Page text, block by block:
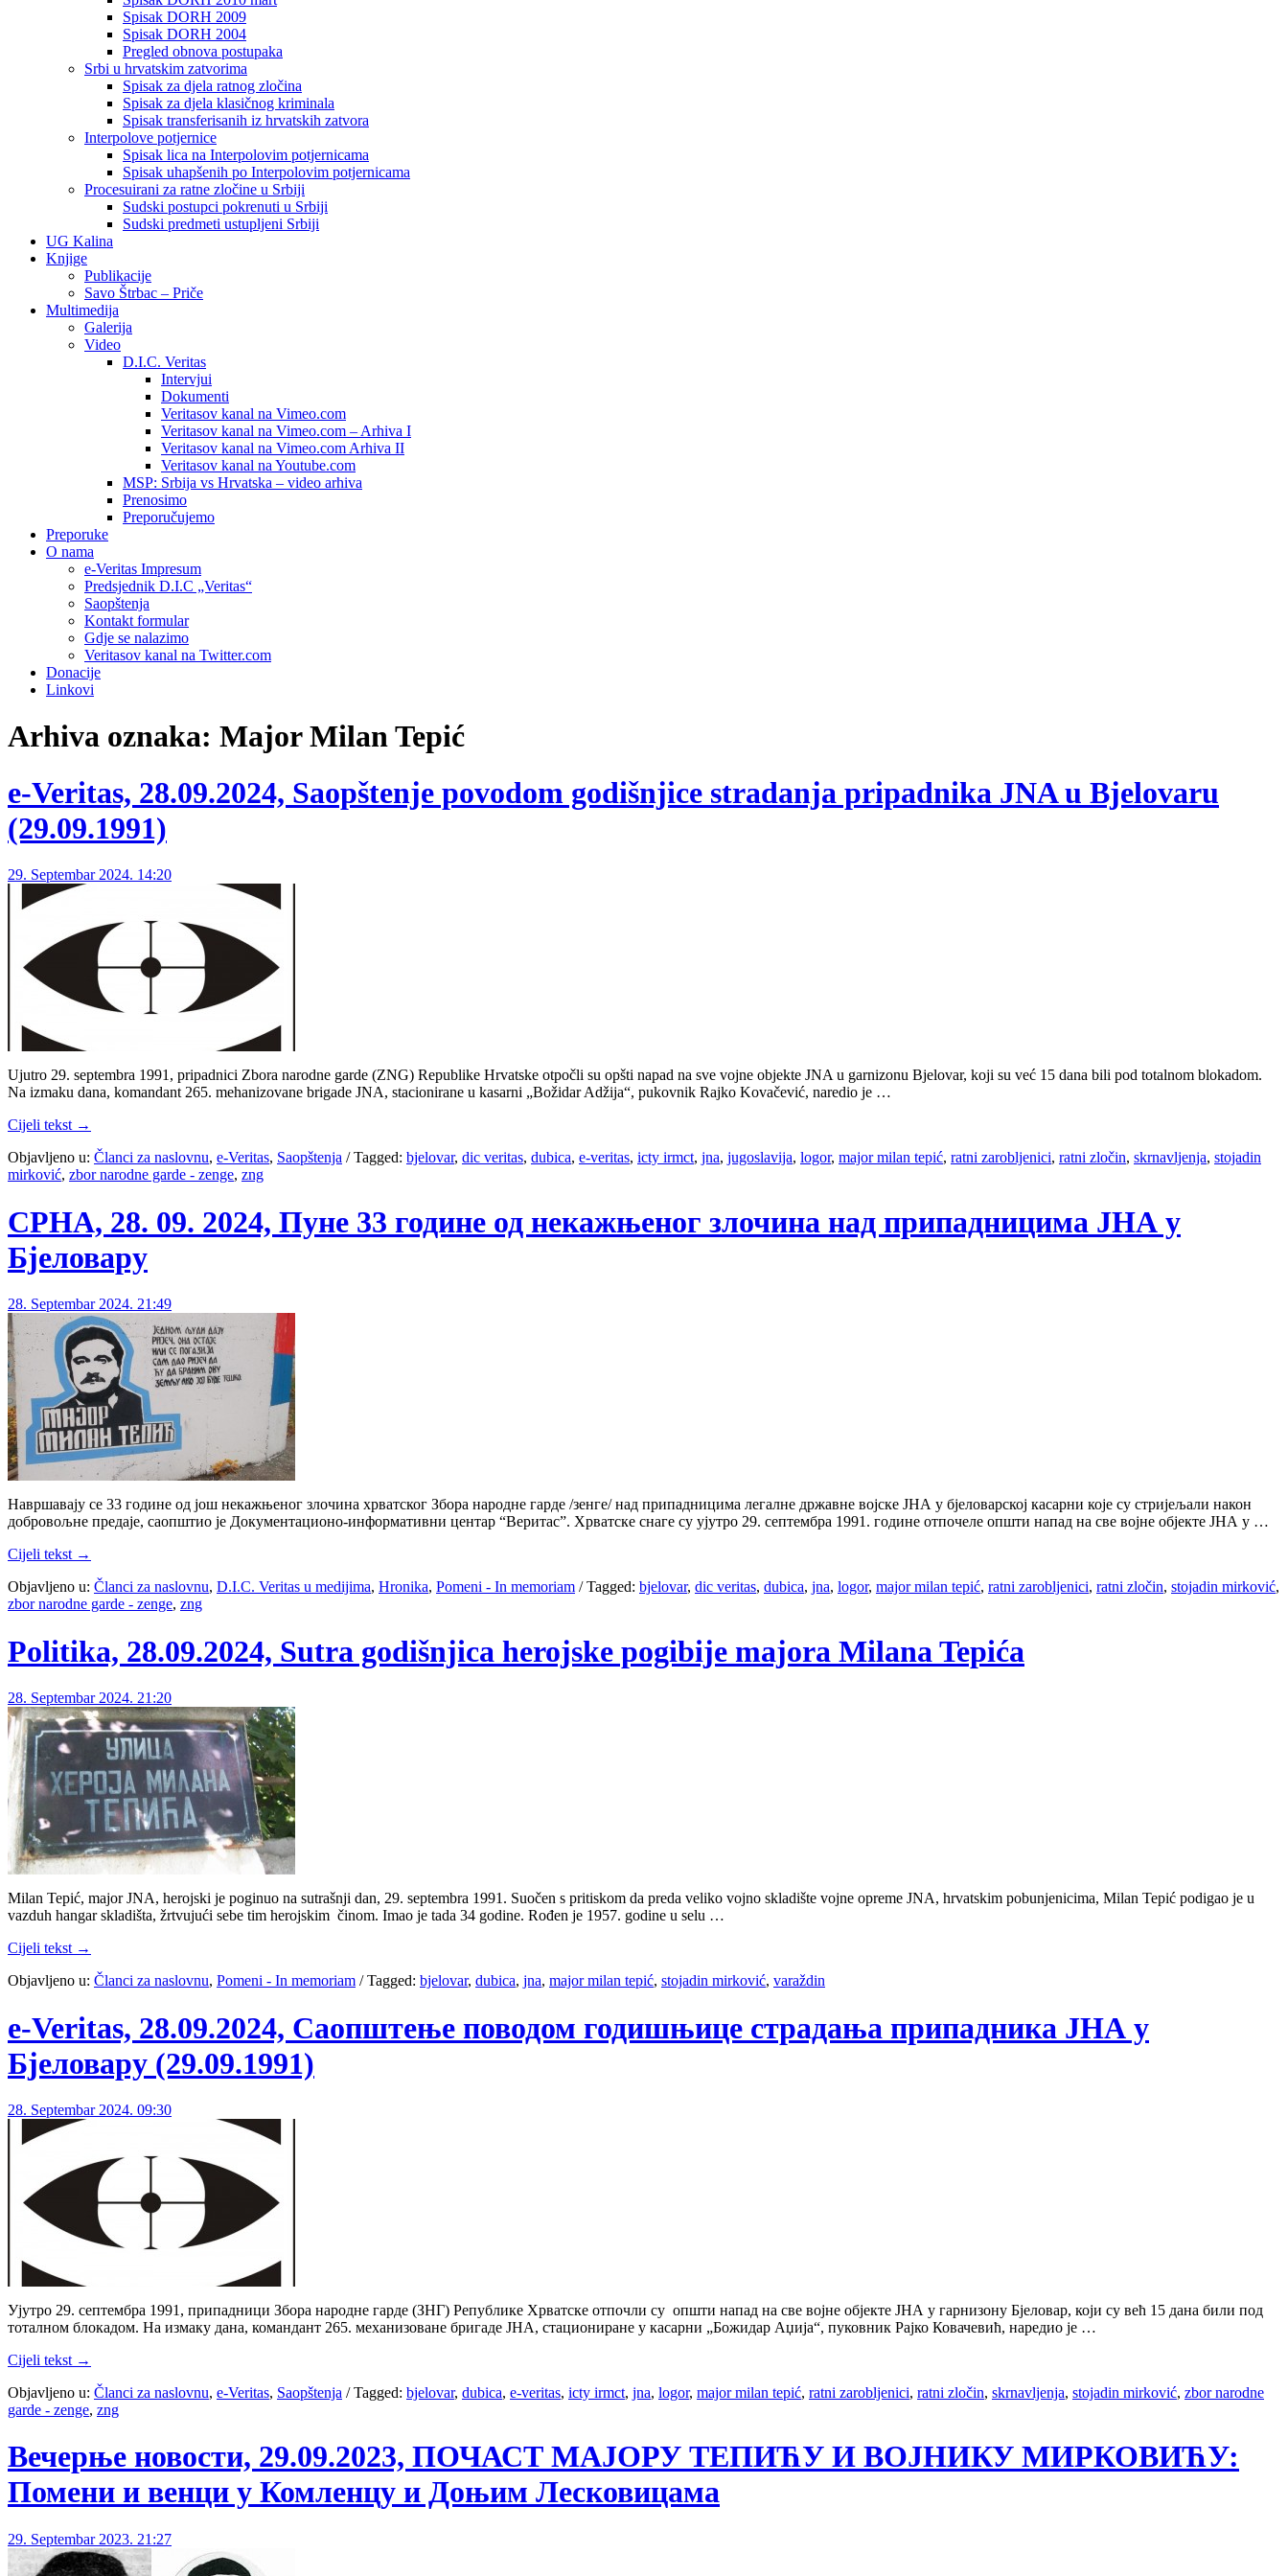
Spisak DORH 2009
Spisak DORH 2004
Pregled obnova postupaka
Srbi u hrvatskim zatvorima
Spisak za djela ratnog zločina
Spisak za djela klasičnog kriminala
Spisak transferisanih iz hrvatskih zatvora
Interpolove potjernice
Spisak lica na Interpolovim potjernicama
Spisak uhapšenih po Interpolovim potjernicama
Procesuirani za ratne zločine u Srbiji
Sudski postupci pokrenuti u Srbiji
Sudski predmeti ustupljeni Srbiji
UG Kalina
Knjige
Publikacije
Savo Štrbac – Priče
Multimedija
Galerija
Video
D.I.C. Veritas
Intervjui
Dokumenti
Veritasov kanal na Vimeo.com
Veritasov kanal na Vimeo.com – Arhiva I
Veritasov kanal na Vimeo.com Arhiva II
Veritasov kanal na Youtube.com
MSP: Srbija vs Hrvatska – video arhiva
Prenosimo
Preporučujemo
Preporuke
O nama
e-Veritas Impresum
Predsjednik D.I.C „Veritas“
Saopštenja
Kontakt formular
Gdje se nalazimo
Veritasov kanal na Twitter.com
Donacije
Linkovi
Arhiva oznaka: Major Milan Tepić
e-Veritas, 28.09.2024, Saopštenje povodom godišnjice stradanja pripadnika JNA u Bjelovaru
(29.09.1991)
29. Septembar 2024. 14:20
Ujutro 29. septembra 1991, pripadnici Zbora narodne garde (ZNG) Republike Hrvatske otpočli su opšti napad na sve vojne objekte JNA u garnizonu Bjelovar, koji su već 15 dana bili pod totalnom blokadom.
Na izmaku dana, komandant 265. mehanizovane brigade JNA, stacionirane u kasarni „Božidar Adžija“, pukovnik Rajko Kovačević, naredio je …
Cijeli tekst →
Objavljeno u: Članci za naslovnu, e-Veritas, Saopštenja /Tagged: bjelovar, dic veritas, dubica, e-veritas, icty irmct, jna, jugoslavija, logor, major milan tepić, ratni zarobljenici, ratni zločin, skrnavljenja, stojadin
mirković, zbor narodne garde - zenge, zng
СРНА, 28. 09. 2024, Пуне 33 године од некажњеног злочина над припадницима ЈНА у
Бјеловару
28. Septembar 2024. 21:49
Навршавају се 33 године од још некажњеног злочина хрватског Збора народне гарде /зенге/ над припадницима легалне државне војске ЈНА у бјеловарској касарни које су стријељали након
добровољне предаје, саопштио је Документационо-информативни центар “Веритас”. Хрватске снаге су ујутро 29. септембра 1991. године отпочеле општи напад на све војне објекте ЈНА у …
Cijeli tekst →
Objavljeno u: Članci za naslovnu, D.I.C. Veritas u medijima, Hronika, Pomeni - In memoriam /Tagged: bjelovar, dic veritas, dubica, jna, logor, major milan tepić, ratni zarobljenici, ratni zločin, stojadin mirković,
zbor narodne garde - zenge, zng
Politika, 28.09.2024, Sutra godišnjica herojske pogibije majora Milana Tepića
28. Septembar 2024. 21:20
Milan Tepić, major JNA, herojski je poginuo na sutrašnji dan, 29. septembra 1991. Suočen s pritiskom da preda veliko vojno skladište vojne opreme JNA, hrvatskim pobunjenicima, Milan Tepić podigao je u
vazduh hangar skladišta, žrtvujući sebe tim herojskim činom. Imao je tada 34 godine. Rođen je 1957. godine u selu …
Cijeli tekst →
Objavljeno u: Članci za naslovnu, Pomeni - In memoriam /Tagged: bjelovar, dubica, jna, major milan tepić, stojadin mirković, varaždin
e-Veritas, 28.09.2024, Саопштење поводом годишњице страдања припадника ЈНА у
Бјеловару (29.09.1991)
28. Septembar 2024. 09:30
Ујутро 29. септембра 1991, припадници Збора народне гарде (ЗНГ) Републике Хрватске отпочли су општи напад на све војне објекте ЈНА у гарнизону Бјеловар, који су већ 15 дана били под
тоталном блокадом. На измаку дана, командант 265. механизоване бригаде ЈНА, стациониране у касарни „Божидар Аџија“, пуковник Рајко Ковачевић, наредио је …
Cijeli tekst →
Objavljeno u: Članci za naslovnu, e-Veritas, Saopštenja /Tagged: bjelovar, dubica, e-veritas, icty irmct, jna, logor, major milan tepić, ratni zarobljenici, ratni zločin, skrnavljenja, stojadin mirković, zbor narodne
garde - zenge, zng
Вечерње новости, 29.09.2023, ПОЧАСТ МАЈОРУ ТЕПИЋУ И ВОЈНИКУ МИРКОВИЋУ:
Помени и венци у Комленцу и Доњим Лесковицама
29. Septembar 2023. 21:27